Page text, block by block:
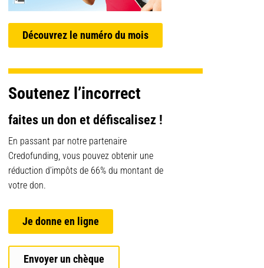
Découvrez le numéro du mois
Soutenez l’incorrect
faites un don et défiscalisez !
En passant par notre partenaire
Credofunding, vous pouvez obtenir une
réduction d’impôts de 66% du montant de
votre don.
Je donne en ligne
Envoyer un chèque